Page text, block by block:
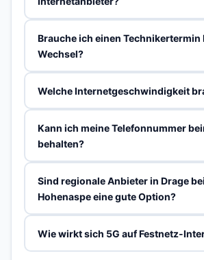
Brauche ich einen Technikertermin
Wechsel?
Welche Internetgeschwindigkeit
Kann ich meine Telefonnummer
behalten?
Sind regionale Anbieter in Drage bei
Hohenaspe eine gute Option?
Wie wirkt sich 5G auf Festnetz-